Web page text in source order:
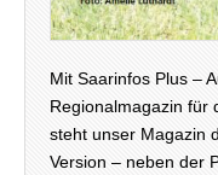
Mit Saarinfos Plus –
Regionalmagazin für
steht unser Magazin
Version – neben der